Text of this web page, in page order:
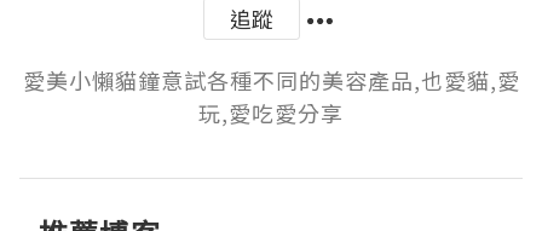
追蹤
愛美小懶貓鐘意試各種不同的美容產品,也愛貓,愛
玩,愛吃愛分享